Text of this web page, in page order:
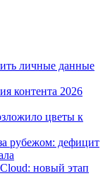
личные данные
контента 2026
цветы к
рубежом: дефицит
новый этап